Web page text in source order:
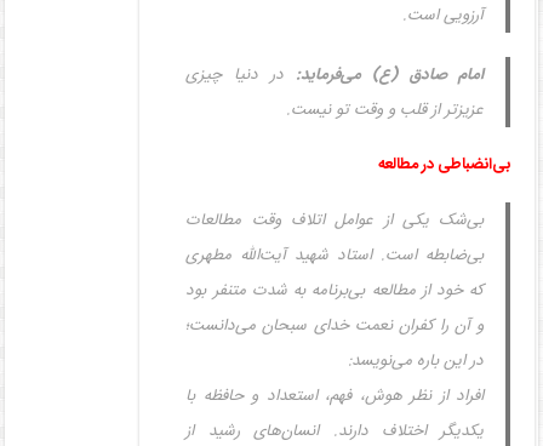
آرزویی است.
امام صادق (ع) می‌فرماید: در دنیا چیزی
عزیزتر از قلب و وقت تو نیست.
بی‌انضباطی در مطالعه
بی‌شک یکی از عوامل اتلاف وقت مطالعات
بی‌ضابطه است. استاد شهید آیت‌الله مطهری
که خود از مطالعه بی‌برنامه به شدت متنفر بود
و آن را کفران نعمت خدای سبحان می‌دانست؛
در این باره می‌نویسد:
افراد از نظر هوش، فهم، استعداد و حافظه با
یکدیگر اختلاف دارند. انسان‌های رشید از